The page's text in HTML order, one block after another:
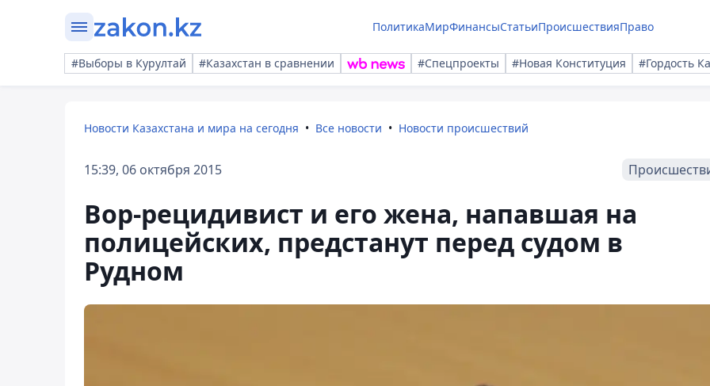
ПолитикаМирФинансыСтатьиПроисшествияПраво
#Выборы в Курултай #Казахстан в сравнении #Спецпроекты #Новая Конституция #Гордость
Новости Казахстана и мира на сегодня Все новости Новости происшествий
15:39, 06 октября 2015
Вор-рецидивист и его жена, напавшая на
полицейских, предстанут перед судом в
Рудном